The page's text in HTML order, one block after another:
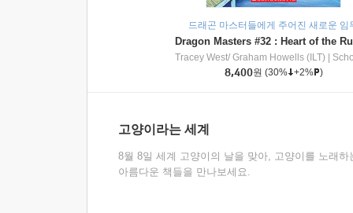
드래곤 마스터들에게 주어진 새로운 임
Tracey West/ Graham Howells (ILT)
8,400원 (30% +2% )
고양이라는 세계
8월 8일 세계 고양이의 날을 맞아, 고양이를 노래하
아름다운 책들을 만나보세요.